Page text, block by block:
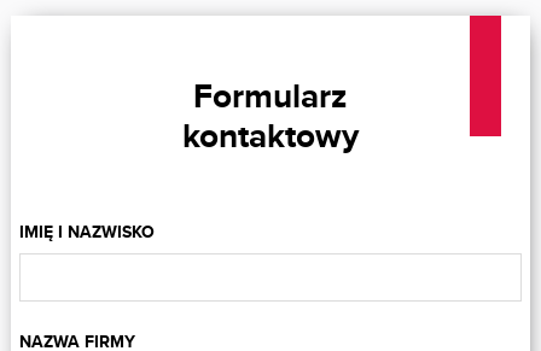
Formularz
kontaktowy
IMIĘ I NAZWISKO
NAZWA FIRMY